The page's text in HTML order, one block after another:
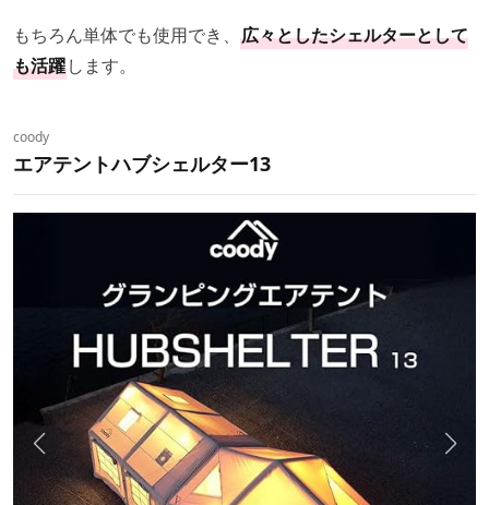
もちろん単体でも使用でき、 広々としたシェルターとして
も活躍します。
coody
エアテントハブシェルター13